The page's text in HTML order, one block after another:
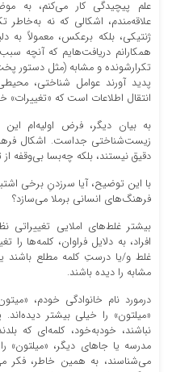
علم پیچیدگی کار می‏‌کنم، به
علاقه‌مندم، اشکالی که نه به‌خاطر
ژنتیکی، بلکه برعکس، معمولاً به
همکارانم دریافت‌ه‏ایم که آنچه
پدید آورند عوامل شناختی،
انتقال اطلاعات است که «تغییرات»
به بیان دیگر، فرض اولیه‌‏ام
زیست‏‌شناختی جداست. اشکال
دقیق نیستند، بلکه چه‏‌بسا بی‏‌وقفه
با این توضیح، آیا سرزدنِ برخی
فرهنگ‏‌های انسانی برملا می‏‌سازد؟
بیشتر غلط‏‌های املایی تغییراتی
افراد، به دلایل فراوان، کلمه‏‌ها را
غلط و/یا درستِ کلمه مطلع باشند
مشابه را دیده باشند.
درمورد نام خانوادگی خودم،
«میلتون» را خیلی بیشتر
نباشند، خود‏به‏‌خود، کلمه‏‌ای که
مدرسه یا جاهای دیگر،
می‏‌شناسند، به همین خاطر، فکر